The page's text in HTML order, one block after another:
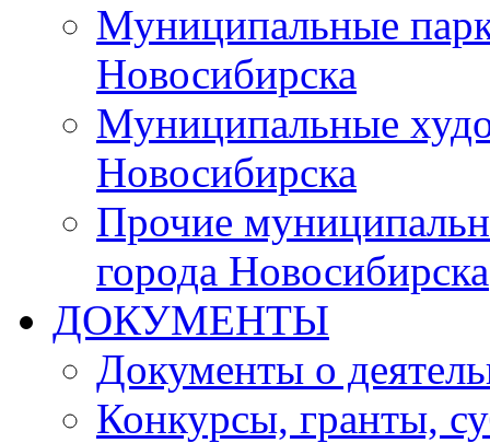
Муниципальные
Новосибирска
Муниципальные
Новосибирска
Прочие
города Новосибирска
ДОКУМЕНТЫ
Документы о
Конкурсы, гранты,